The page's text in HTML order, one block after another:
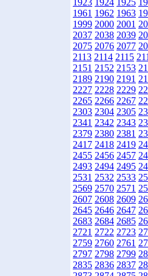
1923 1924 1925
1961 1962 1963
1999 2000 2001
2037 2038 2039
2075 2076 2077
2113 2114 2115
2151 2152 2153
2189 2190 2191
2227 2228 2229
2265 2266 2267
2303 2304 2305
2341 2342 2343
2379 2380 2381
2417 2418 2419
2455 2456 2457
2493 2494 2495
2531 2532 2533
2569 2570 2571
2607 2608 2609
2645 2646 2647
2683 2684 2685
2721 2722 2723
2759 2760 2761
2797 2798 2799
2835 2836 2837